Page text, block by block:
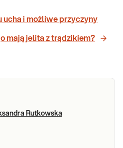
ucha i możliwe przyczyny
mają jelita z trądzikiem?
Rutkowska